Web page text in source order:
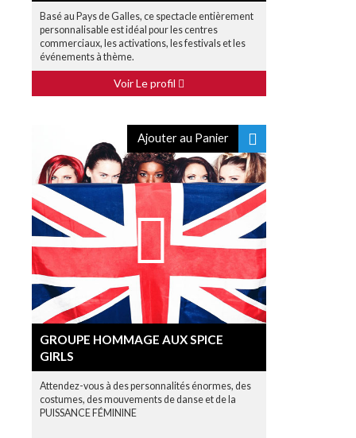
Basé au Pays de Galles, ce spectacle entièrement
personnalisable est idéal pour les centres
commerciaux, les activations, les festivals et les
événements à thème.
Voir Le profil
Ajouter au Panier
GROUPE HOMMAGE AUX SPICE
GIRLS
Attendez-vous à des personnalités énormes, des
costumes, des mouvements de danse et de la
PUISSANCE FÉMININE